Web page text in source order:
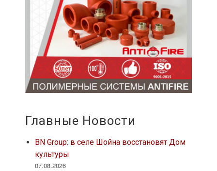
Главные Новости
BN Group: в селе Шойна восстановят Дом
культуры
07.08.2026